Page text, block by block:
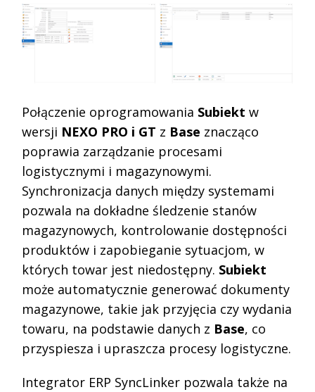
Połączenie oprogramowania Subiekt w
wersji NEXO PRO i GT z Base znacząco
poprawia zarządzanie procesami
logistycznymi i magazynowymi.
Synchronizacja danych między systemami
pozwala na dokładne śledzenie stanów
magazynowych, kontrolowanie dostępności
produktów i zapobieganie sytuacjom, w
których towar jest niedostępny. Subiekt
może automatycznie generować dokumenty
magazynowe, takie jak przyjęcia czy wydania
towaru, na podstawie danych z Base, co
przyspiesza i upraszcza procesy logistyczne.
Integrator ERP SyncLinker pozwala także na